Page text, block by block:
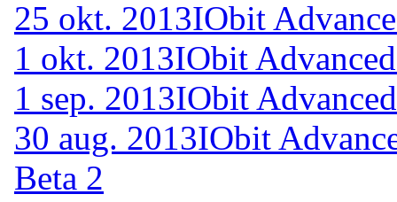
25 okt. 2013IObit
1 okt. 2013IObit
1 sep. 2013IObit
30 aug. 2013IObit
Beta 2